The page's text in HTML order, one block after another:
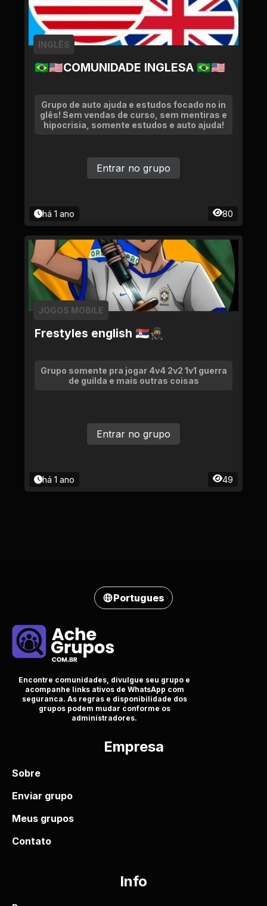
🇧🇷🇺🇸COMUNIDADE INGLESA 🇧🇷🇺🇸
INGLÊS
Grupo de auto ajuda e estudos focado no in
glês! Sem vendas de curso, sem mentiras e
hipocrisia, somente estudos e auto ajuda!
há 1 ano 80
Entrar no grupo
Frestyles english 🇷🇸🥷🏽
JOGOS MOBILE
Grupo somente pra jogar 4v4 2v2 1v1 guerra
de guilda e mais outras coisas
há 1 ano 49
Entrar no grupo
Portugues
Encontre comunidades, divulgue seu grupo e
acompanhe links ativos de WhatsApp com
seguranca. As regras e disponibilidade dos
grupos podem mudar conforme os
administradores.
Empresa
Sobre
Enviar grupo
Meus grupos
Contato
Info